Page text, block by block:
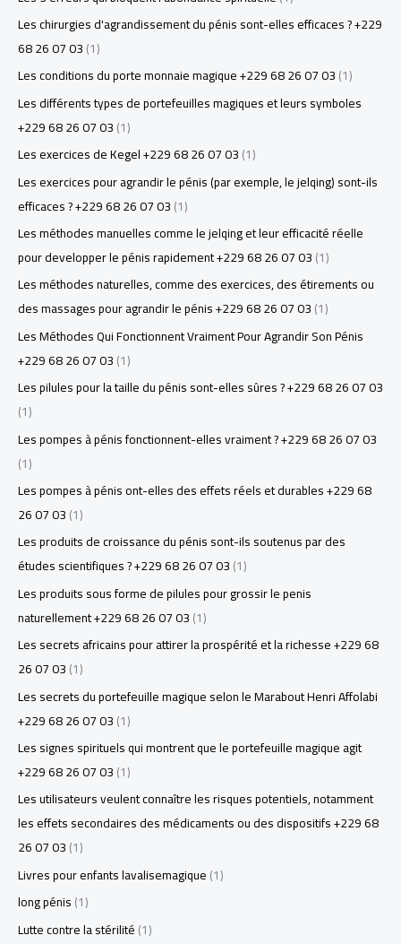
Les chirurgies d'agrandissement du pénis sont-elles efficaces ? +229
68 26 07 03(1)
Les conditions du porte monnaie magique +229 68 26 07 03(1)
Les différents types de portefeuilles magiques et leurs symboles
+229 68 26 07 03(1)
Les exercices de Kegel +229 68 26 07 03(1)
Les exercices pour agrandir le pénis (par exemple, le jelqing) sont-ils
efficaces ? +229 68 26 07 03(1)
Les méthodes manuelles comme le jelqing et leur efficacité réelle
pour developper le pénis rapidement +229 68 26 07 03(1)
Les méthodes naturelles, comme des exercices, des étirements ou
des massages pour agrandir le pénis +229 68 26 07 03(1)
Les Méthodes Qui Fonctionnent Vraiment Pour Agrandir Son Pénis
+229 68 26 07 03(1)
Les pilules pour la taille du pénis sont-elles sûres ? +229 68 26 07 03
(1)
Les pompes à pénis fonctionnent-elles vraiment ? +229 68 26 07 03
(1)
Les pompes à pénis ont-elles des effets réels et durables +229 68
26 07 03(1)
Les produits de croissance du pénis sont-ils soutenus par des
études scientifiques ? +229 68 26 07 03(1)
Les produits sous forme de pilules pour grossir le penis
naturellement +229 68 26 07 03(1)
Les secrets africains pour attirer la prospérité et la richesse +229 68
26 07 03(1)
Les secrets du portefeuille magique selon le Marabout Henri Affolabi
+229 68 26 07 03(1)
Les signes spirituels qui montrent que le portefeuille magique agit
+229 68 26 07 03(1)
Les utilisateurs veulent connaître les risques potentiels, notamment
les effets secondaires des médicaments ou des dispositifs +229 68
26 07 03(1)
Livres pour enfants lavalisemagique(1)
long pénis(1)
Lutte contre la stérilité(1)